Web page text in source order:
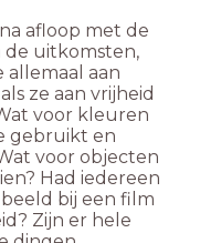
afloop met de
de uitkomsten,
allemaal aan
ze aan vrijheid
voor kleuren
gebruikt en
voor objecten
Had iedereen
bij een film
Zijn er hele